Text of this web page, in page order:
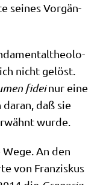
sei­nes Vor­gän­
nicht gelöst.
fideinur eine
daß sie
wurde.
An den
von Fran­zis­kus